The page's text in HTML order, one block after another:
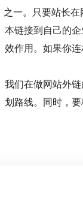
之一。只要站长
本链接到自己的
效作用。如果你
我们在做网站外
划路线。同时，